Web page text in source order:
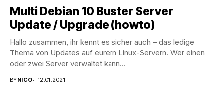
Multi Debian 10 Buster Server
Update / Upgrade (howto)
Hallo zusammen, ihr kennt es sicher auch – das ledige
Thema von Updates auf eurern Linux-Servern. Wer einen
oder zwei Server verwaltet kann...
BYNICO 12.01.2021